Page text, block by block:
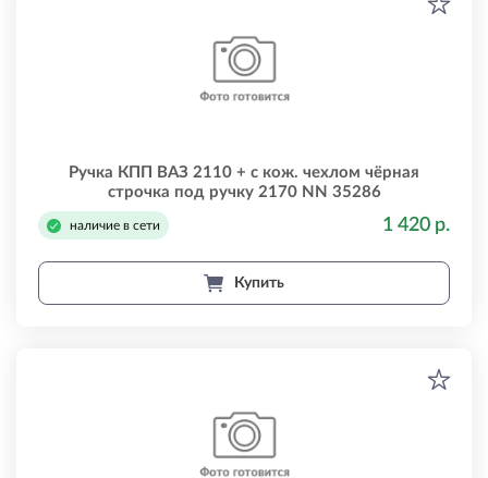
Ручка КПП ВАЗ 2110 + с кож. чехлом чёрная
строчка под ручку 2170 NN 35286
наличие в сети 1 420 р.
Купить